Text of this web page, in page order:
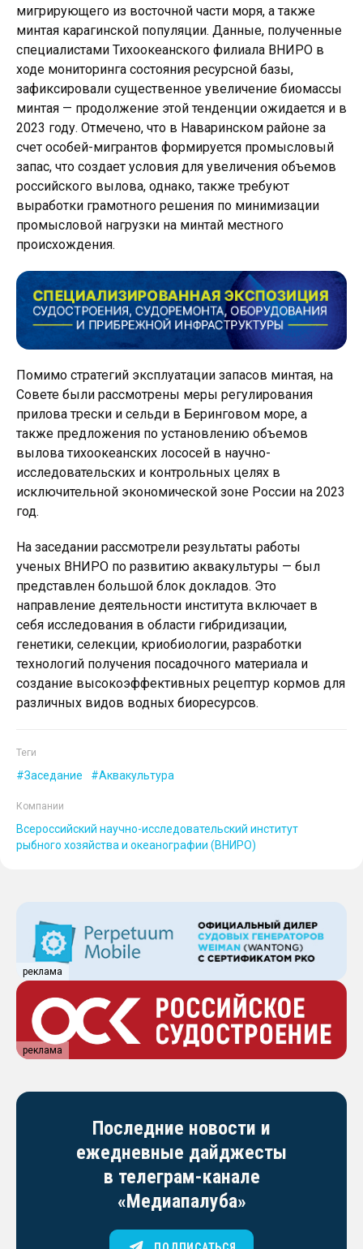
мигрирующего из восточной части моря, а также
минтая карагинской популяции. Данные, полученные
специалистами Тихоокеанского филиала ВНИРО в
ходе мониторинга состояния ресурсной базы,
зафиксировали существенное увеличение биомассы
минтая — продолжение этой тенденции ожидается и в
2023 году. Отмечено, что в Наваринском районе за
счет особей-мигрантов формируется промысловый
запас, что создает условия для увеличения объемов
российского вылова, однако, также требуют
выработки грамотного решения по минимизации
промысловой нагрузки на минтай местного
происхождения.
Помимо стратегий эксплуатации запасов минтая, на
Совете были рассмотрены меры регулирования
прилова трески и сельди в Беринговом море, а
также предложения по установлению объемов
вылова тихоокеанских лососей в научно-
исследовательских и контрольных целях в
исключительной экономической зоне России на 2023
год.
На заседании рассмотрели результаты работы
ученых ВНИРО по развитию аквакультуры — был
представлен большой блок докладов. Это
направление деятельности института включает в
себя исследования в области гибридизации,
генетики, селекции, криобиологии, разработки
технологий получения посадочного материала и
создание высокоэффективных рецептур кормов для
различных видов водных биоресурсов.
Теги
Заседание Аквакультура
Компании
Всероссийский научно-исследовательский институт
рыбного хозяйства и океанографии (ВНИРО)
реклама
реклама
Последние новости и
ежедневные дайджесты
в телеграм-канале
«Медиапалуба»